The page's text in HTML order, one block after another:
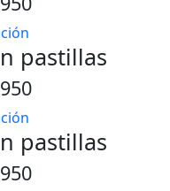
pastillas
pastillas